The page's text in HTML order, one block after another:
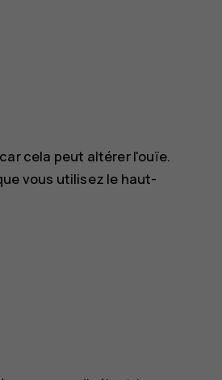
cela peut altérer l'ouïe.
vous utilisez le haut-